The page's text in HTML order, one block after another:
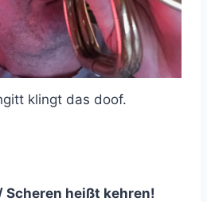
klingt das doof.
heißt kehren!